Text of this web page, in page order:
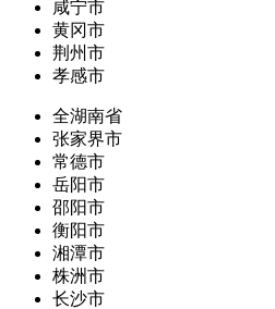
咸宁市
黄冈市
荆州市
孝感市
全湖南省
张家界市
常德市
岳阳市
邵阳市
衡阳市
湘潭市
株洲市
长沙市